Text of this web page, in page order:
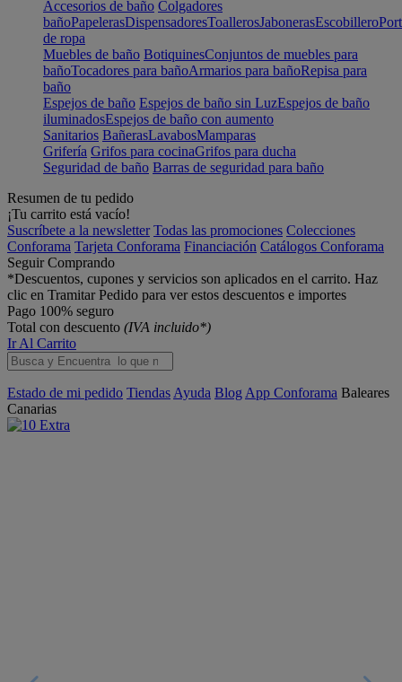
Accesorios de baño Colgadores
bañoPapelerasDispensadoresToallerosJabonerasEscobillero
de ropa
Muebles de baño BotiquinesConjuntos de muebles para
bañoTocadores para bañoArmarios para bañoRepisa para
baño
Espejos de baño Espejos de baño sin LuzEspejos de baño
iluminadosEspejos de baño con aumento
Sanitarios BañerasLavabosMamparas
Grifería Grifos para cocinaGrifos para ducha
Seguridad de baño Barras de seguridad para baño
Resumen de tu pedido
¡Tu carrito está vacío!
Suscríbete a la newsletter Todas las promociones Colecciones
Conforama Tarjeta Conforama Financiación Catálogos Conforama
Seguir Comprando
*Descuentos, cupones y servicios son aplicados en el carrito. Haz
clic en Tramitar Pedido para ver estos descuentos e importes
Pago 100% seguro
Total con descuento (IVA incluido*)
Ir Al Carrito
Estado de mi pedido Tiendas Ayuda Blog App Conforama Baleares
Canarias